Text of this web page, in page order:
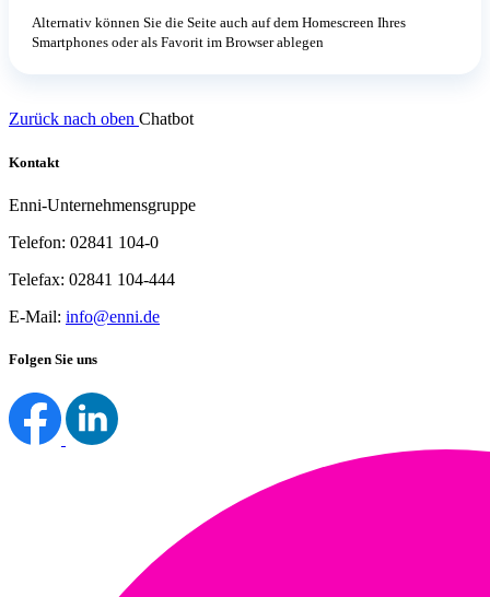
Alternativ können Sie die Seite auch auf dem Homescreen Ihres
Smartphones oder als Favorit im Browser ablegen
Zurück nach oben Chatbot
Kontakt
Enni-Unternehmensgruppe
Telefon: 02841 104-0
Telefax: 02841 104-444
E-Mail: info@enni.de
Folgen Sie uns